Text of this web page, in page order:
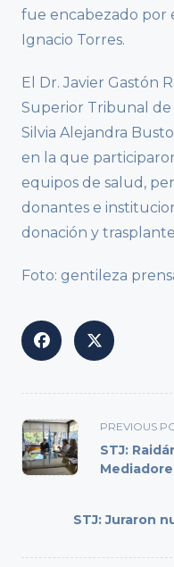
fue encabezado por
Ignacio Torres.
El Dr. Javier Gastón
Superior Tribunal de
Silvia Alejandra
en la que
equipos de salud,
donantes e
donación y
Foto: gentileza
<span
class="nav-
subtitle
PREVIOUS
STJ:
STJ: Juraron